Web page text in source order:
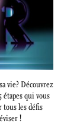
vie? Découvrez
étapes qui vous
tous les défis
!